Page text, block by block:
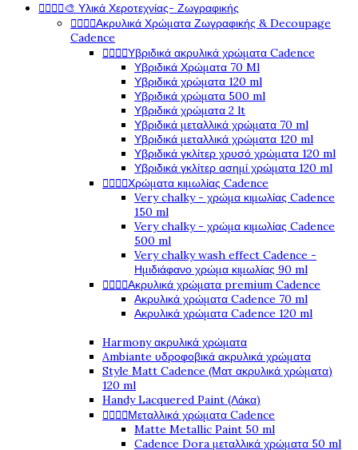
🎨 Υλικά Χεροτεχνίας- Ζωγραφικής
Ακρυλικά Χρώματα Ζωγραφικής & Decoupage
Cadence
Υβριδικά ακρυλικά χρώματα Cadence
Υβριδικά Χρώματα 70 Ml
Υβριδικά χρώματα 120 ml
Υβριδικά χρώματα 500 ml
Υβριδικά χρώματα 2 lt
Υβριδικά μεταλλικά χρώματα 70 ml
Υβριδικά μεταλλικά χρώματα 120 ml
Υβριδικά γκλίτερ χρυσό χρώματα 120 ml
Υβριδικά γκλίτερ ασημί χρώματα 120 ml
Χρώματα κιμωλίας Cadence
Very chalky - χρώμα κιμωλίας Cadence
150 ml
Very chalky - χρώμα κιμωλίας Cadence
500 ml
Very chalky wash effect Cadence -
Ημιδιάφανο χρώμα κιμωλίας 90 ml
Ακρυλικά χρώματα premium Cadence
Ακρυλικά χρώματα Cadence 70 ml
Ακρυλικά χρώματα Cadence 120 ml
Harmony ακρυλικά χρώματα
Ambiante υδροφοβικά ακρυλικά χρώματα
Style Matt Cadence (Ματ ακρυλικά χρώματα)
120 ml
Handy Lacquered Paint (Λάκα)
Μεταλλικά χρώματα Cadence
Matte Metallic Paint 50 ml
Cadence Dora μεταλλικά χρώματα 50 ml